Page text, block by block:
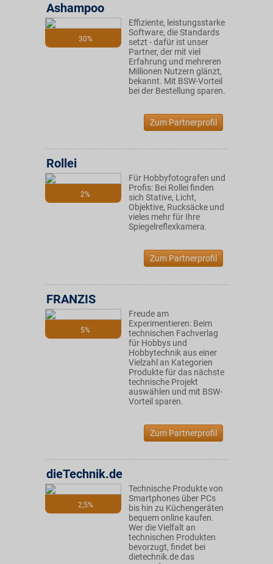
30%
Ashampoo
Effiziente, leistungsstarke
Software, die Standards
setzt - dafür ist unser
Partner, der mit viel
Erfahrung und mehreren
Millionen Nutzern glänzt,
bekannt. Mit BSW-Vorteil
bei der Bestellung sparen.
Zum Partnerprofil
2%
Rollei
Für Hobbyfotografen und
Profis: Bei Rollei finden
sich Stative, Licht,
Objektive, Rucksäcke und
vieles mehr für Ihre
Spiegelreflexkamera.
Zum Partnerprofil
5%
FRANZIS
Freude am
Experimentieren: Beim
technischen Fachverlag
für Hobbys und
Hobbytechnik aus einer
Vielzahl an Kategorien
Produkte für das nächste
technische Projekt
auswählen und mit BSW-
Vorteil sparen.
Zum Partnerprofil
2,5%
dieTechnik.de
Technische Produkte von
Smartphones über PCs
bis hin zu Küchengeräten
bequem online kaufen.
Wer die Vielfalt an
technischen Produkten
bevorzugt, findet bei
dietechnik.de das